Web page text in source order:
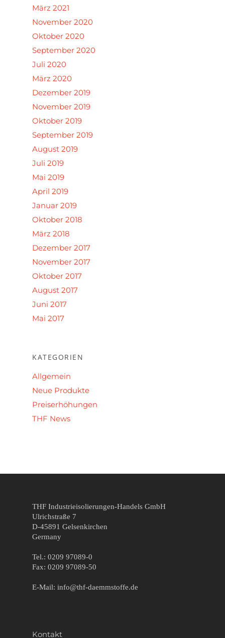
März 2021
November 2020
Oktober 2020
September 2020
Juli 2020
März 2020
Dezember 2019
November 2019
Oktober 2019
September 2019
August 2019
Juli 2019
Mai 2019
April 2019
Januar 2019
Oktober 2018
März 2018
Dezember 2017
November 2017
Oktober 2017
August 2017
Juni 2017
Mai 2017
KATEGORIEN
Allgemein
Neue Produkte
Preiserhöhungen
THF News
THF Industrieisolierungen-Handels GmbH
Ulrichstraße 7
D-45891 Gelsenkirchen
Germany
Tel.: 0209 97089-0
Fax: 0209 97089-50
E-Mail: info@thf-daemmstoffe.de
Kontakt